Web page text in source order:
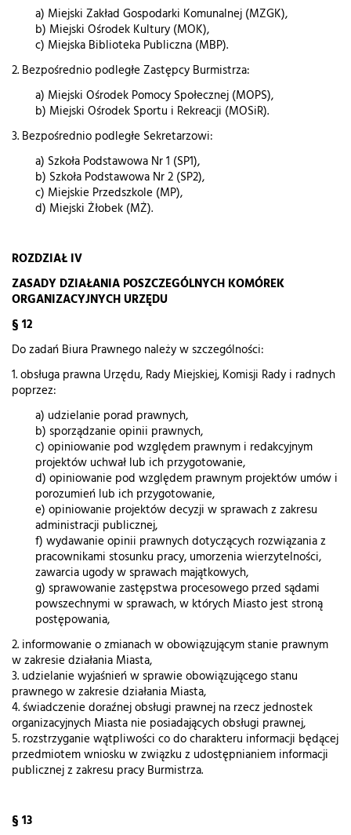
a) Miejski Zakład Gospodarki Komunalnej (MZGK),
b) Miejski Ośrodek Kultury (MOK),
c) Miejska Biblioteka Publiczna (MBP).
2. Bezpośrednio podległe Zastępcy Burmistrza:
a) Miejski Ośrodek Pomocy Społecznej (MOPS),
b) Miejski Ośrodek Sportu i Rekreacji (MOSiR).
3. Bezpośrednio podległe Sekretarzowi:
a) Szkoła Podstawowa Nr 1 (SP1),
b) Szkoła Podstawowa Nr 2 (SP2),
c) Miejskie Przedszkole (MP),
d) Miejski Żłobek (MŻ).
ROZDZIAŁ IV
ZASADY DZIAŁANIA POSZCZEGÓLNYCH KOMÓREK
ORGANIZACYJNYCH URZĘDU
§ 12
Do zadań Biura Prawnego należy w szczególności:
1. obsługa prawna Urzędu, Rady Miejskiej, Komisji Rady i radnych
poprzez:
a) udzielanie porad prawnych,
b) sporządzanie opinii prawnych,
c) opiniowanie pod względem prawnym i redakcyjnym
projektów uchwał lub ich przygotowanie,
d) opiniowanie pod względem prawnym projektów umów i
porozumień lub ich przygotowanie,
e) opiniowanie projektów decyzji w sprawach z zakresu
administracji publicznej,
f) wydawanie opinii prawnych dotyczących rozwiązania z
pracownikami stosunku pracy, umorzenia wierzytelności,
zawarcia ugody w sprawach majątkowych,
g) sprawowanie zastępstwa procesowego przed sądami
powszechnymi w sprawach, w których Miasto jest stroną
postępowania,
2. informowanie o zmianach w obowiązującym stanie prawnym
w zakresie działania Miasta,
3. udzielanie wyjaśnień w sprawie obowiązującego stanu
prawnego w zakresie działania Miasta,
4. świadczenie doraźnej obsługi prawnej na rzecz jednostek
organizacyjnych Miasta nie posiadających obsługi prawnej,
5. rozstrzyganie wątpliwości co do charakteru informacji będącej
przedmiotem wniosku w związku z udostępnianiem informacji
publicznej z zakresu pracy Burmistrza.
§ 13